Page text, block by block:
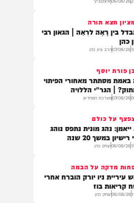
הכבד
היומולדת של הנגיד
של הליכודניקים
06/08/איצקוביץ'
בין רָאָה לרְאֵה | הגאון רבי
07/08/הרב ציון כהן
מסתתר מאחורי הפיתוי
| הגר"י הללויה
07/08/מערכת המחדש
נהג מונית נתפס נוהג
במשך 20 שנה
06/08/יצחק כהן